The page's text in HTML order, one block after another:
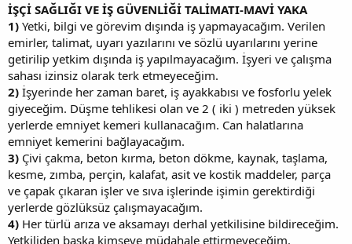
İŞÇİ SAĞLIĞI VE İŞ GÜVENLİĞİ TALİMATI-MAVİ YAKA
1) Yetki, bilgi ve görevim dışında iş yapmayacağım. Verilen
emirler, talimat, uyarı yazılarını ve sözlü uyarılarını yerine
getirilip yetkim dışında iş yapılmayacağım. İşyeri ve çalışma
sahası izinsiz olarak terk etmeyeceğim.
2) İşyerinde her zaman baret, iş ayakkabısı ve fosforlu yelek
giyeceğim. Düşme tehlikesi olan ve 2 ( iki ) metreden yüksek
yerlerde emniyet kemeri kullanacağım. Can halatlarına
emniyet kemerini bağlayacağım.
3) Çivi çakma, beton kırma, beton dökme, kaynak, taşlama,
kesme, zımba, perçin, kalafat, asit ve kostik maddeler, parça
ve çapak çıkaran işler ve sıva işlerinde işimin gerektirdiği
yerlerde gözlüksüz çalışmayacağım.
4) Her türlü arıza ve aksamayı derhal yetkilisine bildireceğim.
Yetkiliden başka kimseye müdahale ettirmeyeceğim.